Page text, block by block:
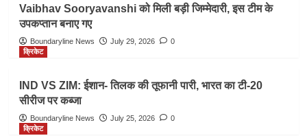
Vaibhav Sooryavanshi को मिली बड़ी जिम्मेदारी, इस टीम के
उपकप्तान बनाए गए
Boundaryline News July 29, 2026
0
क्रिकेट
IND VS ZIM: ईशान- तिलक की तूफानी पारी, भारत का टी-20
सीरीज पर कब्जा
Boundaryline News July 25, 2026
0
क्रिकेट